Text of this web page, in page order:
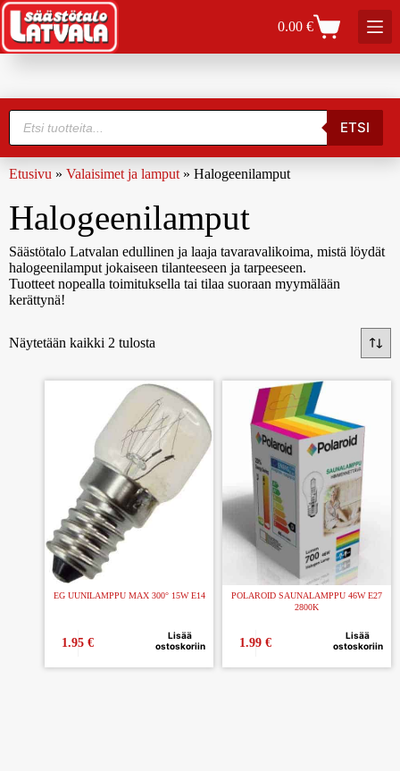
0.00€
ETSI
Etusivu » Valaisimet ja lamput » Halogeenilamput
Halogeenilamput
Säästötalo Latvalan edullinen ja laaja tavaravalikoima, mistä löydät
halogeenilamput jokaiseen tilanteeseen ja tarpeeseen.
Tuotteet nopealla toimituksella tai tilaa suoraan myymälään
kerättynä!
Näytetään kaikki 2 tulosta
EG UUNILAMPPU MAX 300° 15W E14
1.95€
Lisää
ostoskoriin
POLAROID SAUNALAMPPU 46W E27
2800K
1.99€
Lisää
ostoskoriin